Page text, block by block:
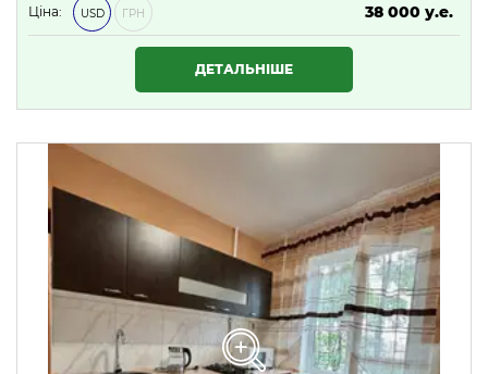
Ціна: USD ГРН
38 000 у.е.
1 634 000 ₴
ДЕТАЛЬНІШЕ